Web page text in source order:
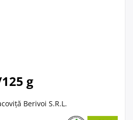
g
Berivoi S.R.L.